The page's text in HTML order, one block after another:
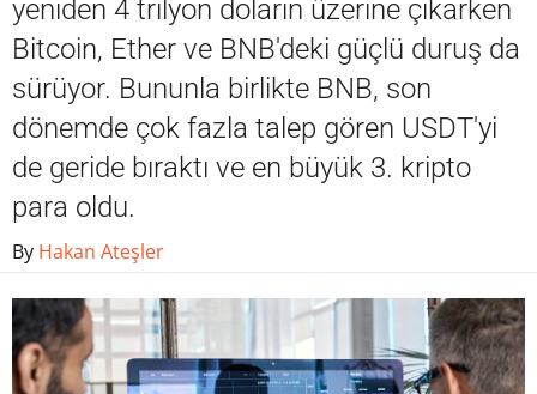
yeniden 4 trilyon doların üzerine çıkarken
Bitcoin, Ether ve BNB'deki güçlü duruş da
sürüyor. Bununla birlikte BNB, son
dönemde çok fazla talep gören USDT'yi
de geride bıraktı ve en büyük 3. kripto
para oldu.
By Hakan Ateşler